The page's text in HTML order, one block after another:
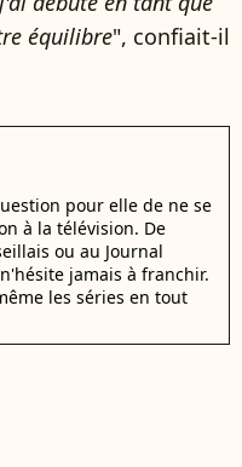
équilibre", confiait-il
pour elle de ne se
à la télévision. De
ou au Journal
jamais à franchir.
les séries en tout